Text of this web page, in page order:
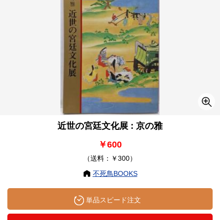
近世の宮廷文化展 : 京の雅
￥600
（送料：￥300）
不死鳥BOOKS
単品スピード注文